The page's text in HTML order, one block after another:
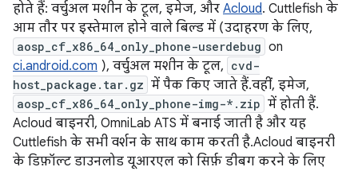
होते हैं: वर्चुअल मशीन के टूल, इमेज, और Acloud. Cuttlefish के
आम तौर पर इस्तेमाल होने वाले बिल्ड में (उदाहरण के लिए,
aosp_cf_x86_64_only_phone-userdebug on
ci.android.com ), वर्चुअल मशीन के टूल, cvd-
host_package.tar.gz में पैक किए जाते हैं. वहीं, इमेज,
aosp_cf_x86_64_only_phone-img-*.zip में होती हैं.
Acloud बाइनरी, OmniLab ATS में बनाई जाती है और यह
Cuttlefish के सभी वर्शन के साथ काम करती है. Acloud बाइनरी
के डिफ़ॉल्ट डाउनलोड यूआरएल को सिर्फ़ डीबग करने के लिए